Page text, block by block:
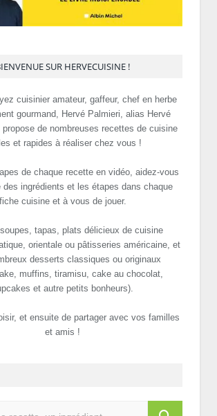
SUR HERVECUISINE !
cuisinier amateur, gaffeur, chef en herbe
gourmand, Hervé Palmieri, alias Hervé
de nombreuses recettes de cuisine
et rapides à réaliser chez vous !
de chaque recette en vidéo, aidez-vous
ingrédients et les étapes dans chaque
fiche cuisine et à vous de jouer.
tapas, plats délicieux de cuisine
orientale ou pâtisseries américaine, et
desserts classiques ou originaux
muffins, tiramisu, cake au chocolat,
et autre petits bonheurs).
et ensuite de partager avec vos familles
et amis !